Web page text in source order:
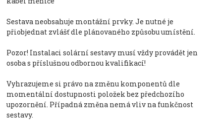
Sestava neobsahuje montážní prvky. Je nutné je
přiobjednat zvlášť dle plánovaného způsobu umístění.
Pozor! Instalaci solární sestavy musí vždy provádět jen
osoba s příslušnou odbornou kvalifikací!
Vyhrazujeme si právo na změnu komponentů dle
momentální dostupnosti položek bez předchozího
upozornění. Případná změna nemá vliv na funkčnost
sestavy.